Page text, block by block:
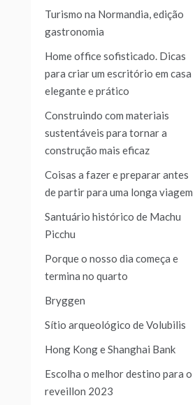
Turismo na Normandia, edição
gastronomia
Home office sofisticado. Dicas
para criar um escritório em casa
elegante e prático
Construindo com materiais
sustentáveis para tornar a
construção mais eficaz
Coisas a fazer e preparar antes
de partir para uma longa viagem
Santuário histórico de Machu
Picchu
Porque o nosso dia começa e
termina no quarto
Bryggen
Sítio arqueológico de Volubilis
Hong Kong e Shanghai Bank
Escolha o melhor destino para o
reveillon 2023